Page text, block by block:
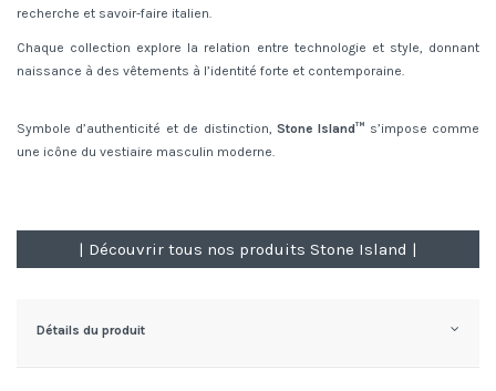
recherche et savoir-faire italien.
Chaque collection explore la relation entre technologie et style, donnant
naissance à des vêtements à l’identité forte et contemporaine.
Symbole d’authenticité et de distinction, Stone Island™ s’impose comme
une icône du vestiaire masculin moderne.
| Découvrir tous nos produits Stone Island |
Détails du produit